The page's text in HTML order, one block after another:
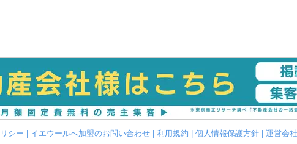
シー イエウールへ加盟のお問い合わせ| 利用規約 個人情報保護方針| 運営会社